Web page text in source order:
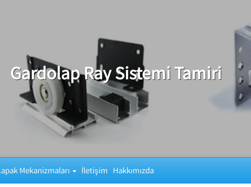
Gardolap Ray Sistemi Tamiri
Mekanizmaları İletişim Hakkımızda